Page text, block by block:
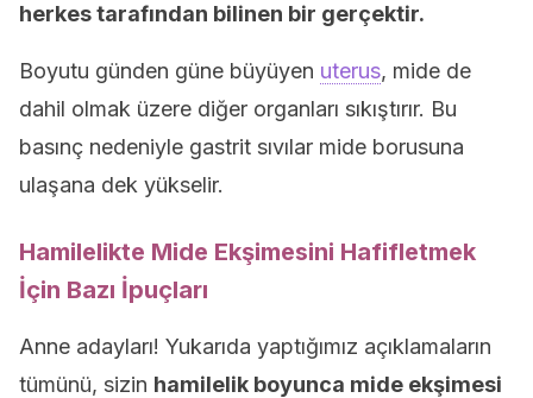
herkes tarafından bilinen bir gerçektir.
Boyutu günden güne büyüyen uterus, mide de
dahil olmak üzere diğer organları sıkıştırır. Bu
basınç nedeniyle gastrit sıvılar mide borusuna
ulaşana dek yükselir.
Hamilelikte Mide Ekşimesini Hafifletmek
İçin Bazı İpuçları
Anne adayları! Yukarıda yaptığımız açıklamaların
tümünü, sizin hamilelik boyunca mide ekşimesi